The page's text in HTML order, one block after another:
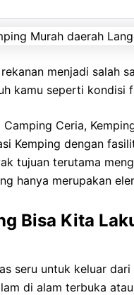
menjadi salah
kamu seperti kondisi
Ceria,
Kemping dengan
tujuan terutama
hanya merupakan
Bisa Kita
seru untuk keluar
di alam terbuka